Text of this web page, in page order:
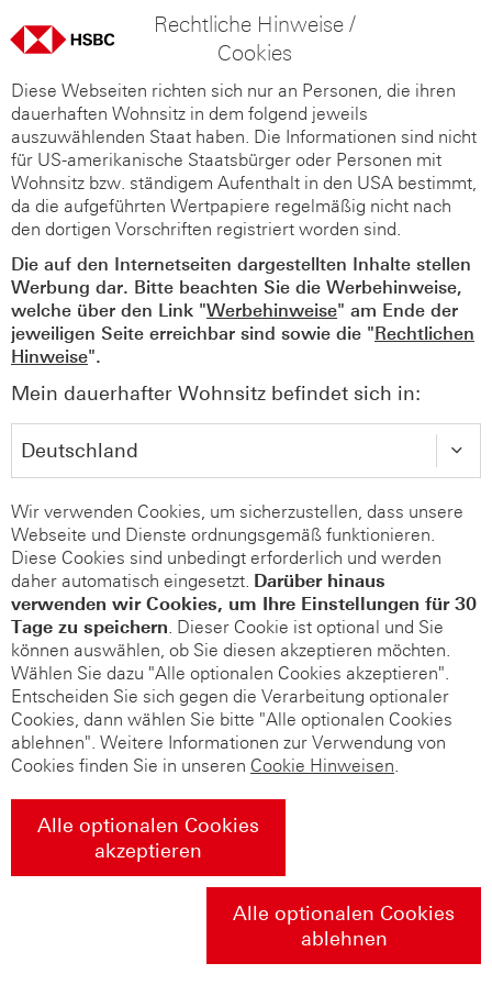
Rechtliche Hinweise /
Cookies
Diese Webseiten richten sich nur an Personen, die ihren
dauerhaften Wohnsitz in dem folgend jeweils
auszuwählenden Staat haben. Die Informationen sind nicht
für US-amerikanische Staatsbürger oder Personen mit
Wohnsitz bzw. ständigem Aufenthalt in den USA bestimmt,
da die aufgeführten Wertpapiere regelmäßig nicht nach
den dortigen Vorschriften registriert worden sind.
Die auf den Internetseiten dargestellten Inhalte stellen
Werbung dar. Bitte beachten Sie die Werbehinweise,
welche über den Link "Werbehinweise" am Ende der
jeweiligen Seite erreichbar sind sowie die "Rechtlichen
Hinweise".
Mein dauerhafter Wohnsitz befindet sich in:
Wir verwenden Cookies, um sicherzustellen, dass unsere
Webseite und Dienste ordnungsgemäß funktionieren.
Diese Cookies sind unbedingt erforderlich und werden
daher automatisch eingesetzt. Darüber hinaus
verwenden wir Cookies, um Ihre Einstellungen für 30
Tage zu speichern. Dieser Cookie ist optional und Sie
können auswählen, ob Sie diesen akzeptieren möchten.
Wählen Sie dazu "Alle optionalen Cookies akzeptieren".
Entscheiden Sie sich gegen die Verarbeitung optionaler
Cookies, dann wählen Sie bitte "Alle optionalen Cookies
ablehnen". Weitere Informationen zur Verwendung von
Cookies finden Sie in unseren Cookie Hinweisen.
Alle optionalen Cookies
akzeptieren
Alle optionalen Cookies
ablehnen